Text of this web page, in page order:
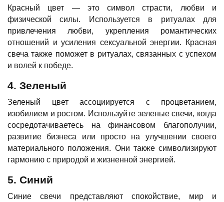
Красный цвет — это символ страсти, любви и
физической силы. Используется в ритуалах для
привлечения любви, укрепления романтических
отношений и усиления сексуальной энергии. Красная
свеча также поможет в ритуалах, связанных с успехом
и волей к победе.
4. Зеленый
Зеленый цвет ассоциируется с процветанием,
изобилием и ростом. Используйте зеленые свечи, когда
сосредотачиваетесь на финансовом благополучии,
развитие бизнеса или просто на улучшении своего
материального положения. Они также символизируют
гармонию с природой и жизненной энергией.
5. Синий
Синие свечи представляют спокойствие, мир и